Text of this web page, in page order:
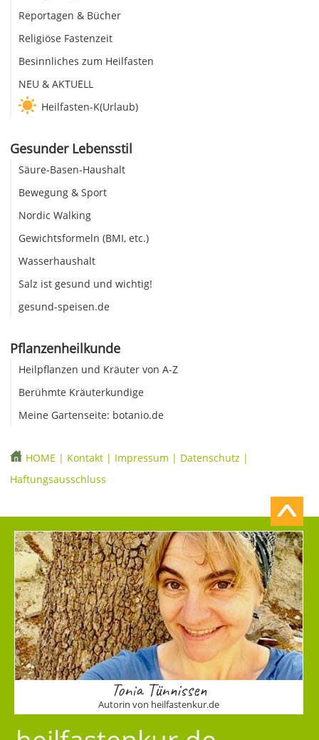
Reportagen & Bücher
Religiöse Fastenzeit
Besinnliches zum Heilfasten
NEU & AKTUELL
Heilfasten-K(Urlaub)
Gesunder Lebensstil
Säure-Basen-Haushalt
Bewegung & Sport
Nordic Walking
Gewichtsformeln (BMI, etc.)
Wasserhaushalt
Salz ist gesund und wichtig!
gesund-speisen.de
Pflanzenheilkunde
Heilpflanzen und Kräuter von A-Z
Berühmte Kräuterkundige
Meine Gartenseite: botanio.de
HOME | Kontakt | Impressum | Datenschutz |
Haftungsausschluss
Tonia Tünnissen
Autorin von heilfastenkur.de